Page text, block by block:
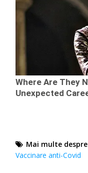
Mai multe despre
Vaccinare anti-Covid